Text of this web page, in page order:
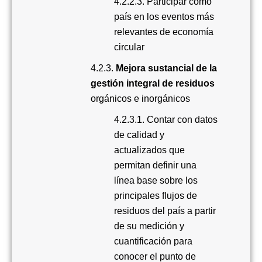
país en los eventos más
relevantes de economía
circular
4.2.3. Mejora sustancial de la
gestión integral de residuos
orgánicos e inorgánicos
4.2.3.1. Contar con datos
de calidad y
actualizados que
permitan definir una
línea base sobre los
principales flujos de
residuos del país a partir
de su medición y
cuantificación para
conocer el punto de